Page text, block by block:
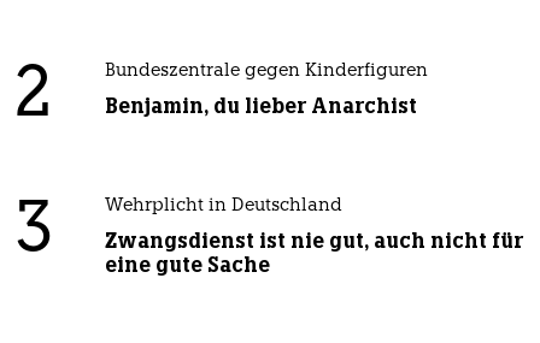
2 Bundeszentrale gegen Kinderfiguren
Benjamin, du lieber Anarchist
3 Wehrplicht in Deutschland
Zwangsdienst ist nie gut, auch nicht für
eine gute Sache